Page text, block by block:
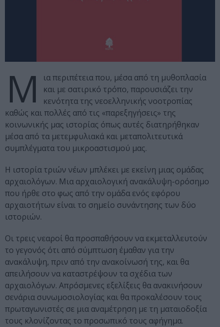
Μ
ια περιπέτεια που, μέσα από τη μυθοπλασία
και με σατιρικό τρόπο, παρουσιάζει την
κενότητα της νεοελληνικής νοοτροπίας
καθώς και πολλές από τις «παρεξηγήσεις» της
κοινωνικής μας ιστορίας όπως αυτές διατηρήθηκαν
μέσα από τα μετεμφυλιακά και μεταπολιτευτικά
συμπλέγματα του μικροαστισμού μας.
Η ιστορία τριών νέων μπλέκει με εκείνη μιας ομάδας
αρχαιολόγων. Μια αρχαιολογική ανακάλυψη-ορόσημο
που ήρθε στο φως από την ομάδα ενός εφόρου
αρχαιοτήτων είναι το σημείο συνάντησης των δύο
ιστοριών.
Οι τρεις νεαροί θα προσπαθήσουν να εκμεταλλευτούν
το γεγονός ότι από σύμπτωση έμαθαν για την
ανακάλυψη, πριν από την ανακοίνωσή της, και θα
απειλήσουν να καταστρέψουν τα σχέδια των
αρχαιολόγων. Απρόσμενες εξελίξεις θα ανακινήσουν
σενάρια συνωμοσιολογίας και θα προκαλέσουν τους
πρωταγωνιστές σε μια αναμέτρηση με τη ματαιοδοξία
τους κλονίζοντας το προσωπικό τους αφήγημα.